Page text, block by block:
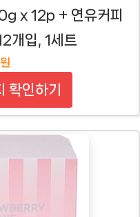
x 12p + 연유커피
개입, 1세트
확인하기